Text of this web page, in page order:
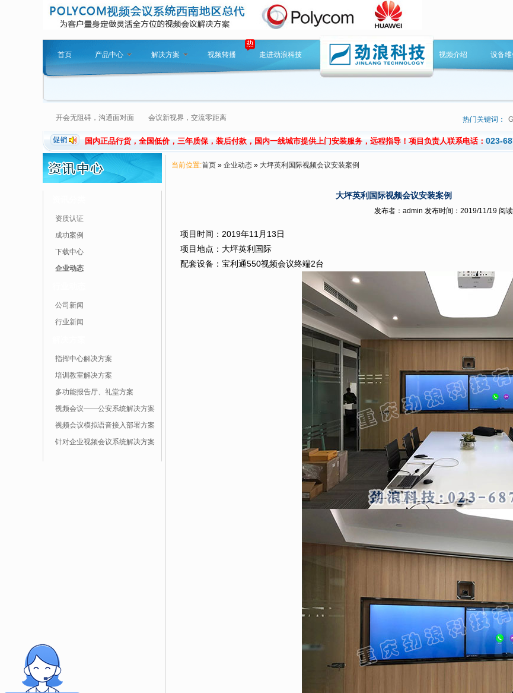
首页 产品中心 解决方案 视频转播 走进劲浪科技 视频介绍 设备维
开会无阻碍，沟通面对面 会议新视界，交流零距离 热门关键词：
国内正品行货，全国低价，三年质保，装后付款，国内一线城市提供上门安装服务，远程指导！项目负责人联系电话： 023-
资质认证
成功案例
下载中心
企业动态
公司新闻
行业新闻
指挥中心解决方案
培训教室解决方案
多功能报告厅、礼堂方案
视频会议——公安系统解决方案
视频会议模拟语音接入部署方案
针对企业视频会议系统解决方案
当前位置:首页 » 企业动态 » 大坪英利国际视频会议安装案例
大坪英利国际视频会议安装案例
发布者：admin 发布时间：2019/11/19 阅
项目时间：2019年11月13日
项目地点：大坪英利国际
配套设备：宝利通550视频会议终端2台